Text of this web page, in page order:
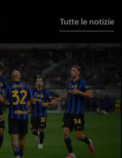
Tutte le notizie